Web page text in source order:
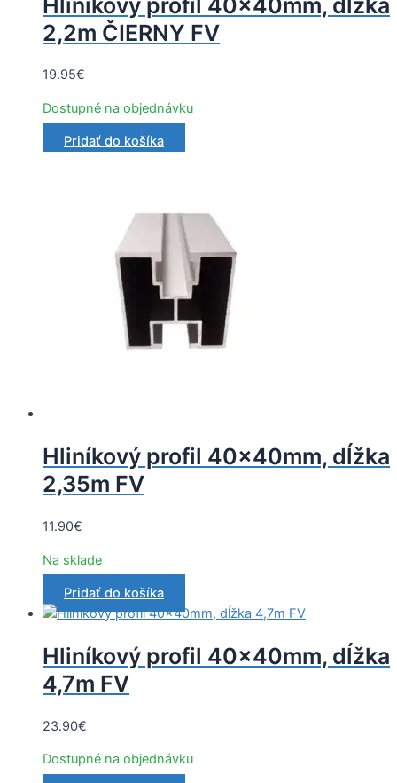
2,2m ČIERNY FV
19.95€
Dostupné na objednávku
Pridať do košíka
Hliníkový profil 40x40mm, dĺžka
2,35m FV
11.90€
Na sklade
Pridať do košíka
Hliníkový profil 40x40mm, dĺžka
4,7m FV
23.90€
Dostupné na objednávku